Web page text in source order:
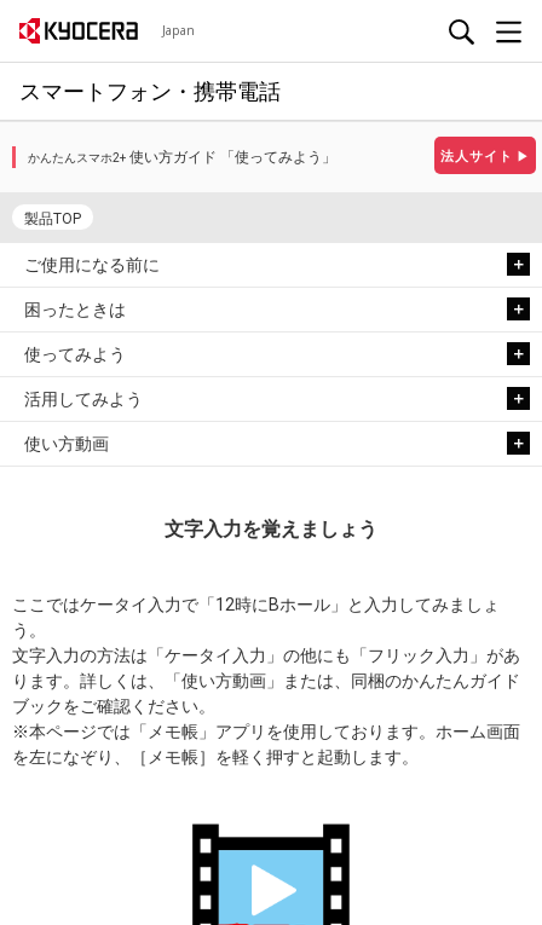
Japan
スマートフォン・携帯電話
法人サイト ▶
かんたんスマホ2+ 使い方ガイド 「使ってみよう」
製品TOP
ご使用になる前に
困ったときは
使ってみよう
活用してみよう
使い方動画
文字入力を覚えましょう
ここではケータイ入力で「12時にBホール」と入力してみましょ
う。
文字入力の方法は「ケータイ入力」の他にも「フリック入力」があ
ります。詳しくは、「使い方動画」または、同梱のかんたんガイド
ブックをご確認ください。
※本ページでは「メモ帳」アプリを使用しております。ホーム画面
を左になぞり、［メモ帳］を軽く押すと起動します。